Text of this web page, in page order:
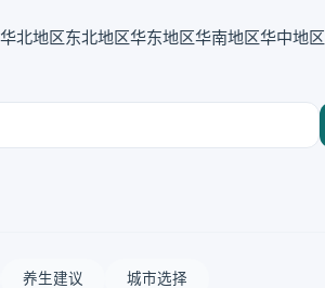
华北地区东北地区华东地区华南地区华中地区
养生建议 城市选择